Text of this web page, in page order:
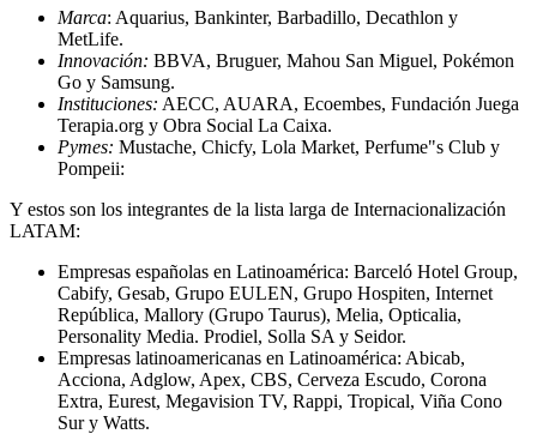
Marca: Aquarius, Bankinter, Barbadillo, Decathlon y
MetLife.
Innovación: BBVA, Bruguer, Mahou San Miguel, Pokémon
Go y Samsung.
Instituciones: AECC, AUARA, Ecoembes, Fundación Juega
Terapia.org y Obra Social La Caixa.
Pymes: Mustache, Chicfy, Lola Market, Perfume"s Club y
Pompeii:
Y estos son los integrantes de la lista larga de Internacionalización
LATAM:
Empresas españolas en Latinoamérica: Barceló Hotel Group,
Cabify, Gesab, Grupo EULEN, Grupo Hospiten, Internet
República, Mallory (Grupo Taurus), Melia, Opticalia,
Personality Media. Prodiel, Solla SA y Seidor.
Empresas latinoamericanas en Latinoamérica: Abicab,
Acciona, Adglow, Apex, CBS, Cerveza Escudo, Corona
Extra, Eurest, Megavision TV, Rappi, Tropical, Viña Cono
Sur y Watts.